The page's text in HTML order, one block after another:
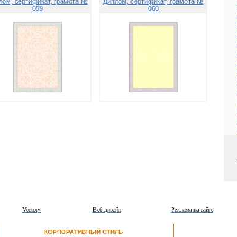
059
060
Реклама на сайте
Веб дизайн
Vectory
КОРПОРАТИВНЫЙ СТИЛЬ